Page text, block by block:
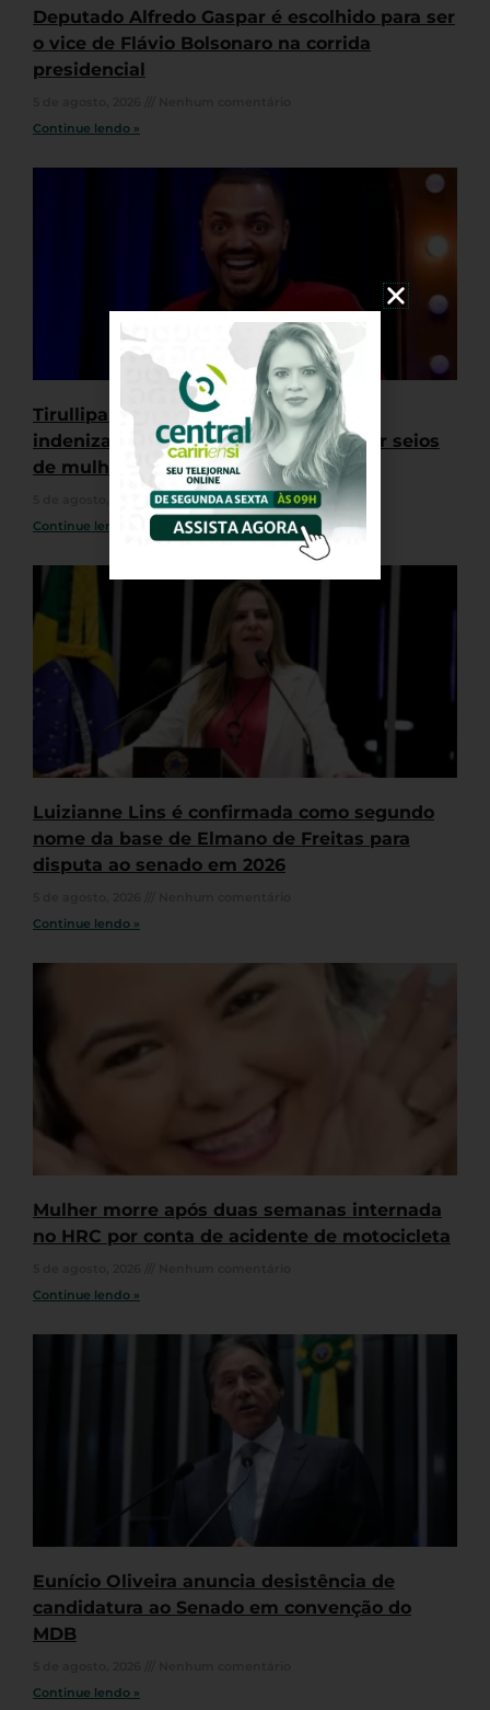
Deputado Alfredo Gaspar é escolhido para ser
o vice de Flávio Bolsonaro na corrida
presidencial
Continue lendo »
Tirullipa é condenado ao pagamento
indenização por puxar biquínis e tocar seios
de mulheres durante Farofa da GKAY
Nenhum comentário
Continue lendo »
Luizianne Lins é confirmada como segundo
nome da base de Elmano de Freitas para
disputa ao senado em 2026
Continue lendo »
Mulher morre após duas semanas internada
no HRC por conta de acidente de motocicleta
Continue lendo »
Eunício Oliveira anuncia desistência de
candidatura ao Senado em convenção do
MDB
Continue lendo »